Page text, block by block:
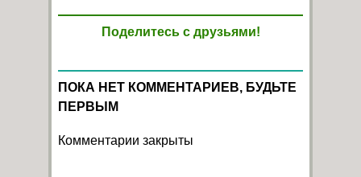
Поделитесь с друзьями!
ПОКА НЕТ КОММЕНТАРИЕВ, БУДЬТЕ
ПЕРВЫМ
Комментарии закрыты